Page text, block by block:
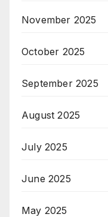
November 2025
October 2025
September 2025
August 2025
July 2025
June 2025
May 2025